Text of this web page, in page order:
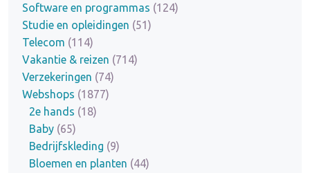
Software en programmas (124)
Studie en opleidingen (51)
Telecom (114)
Vakantie & reizen (714)
Verzekeringen (74)
Webshops (1877)
2e hands (18)
Baby (65)
Bedrijfskleding (9)
Bloemen en planten (44)